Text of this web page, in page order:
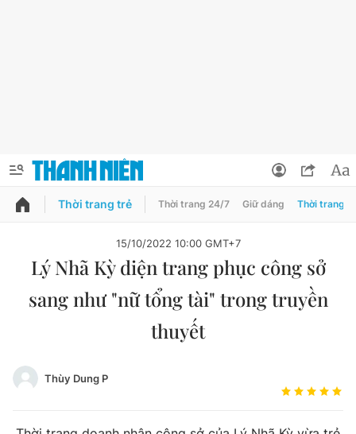
PODCAST QUẢNG CÁO
Chuyên mục
Chào ngày mới
Thông tin tài khoản
Đổi mật khẩu
Thời trang trẻ Thời trang 24/7 Giữ dáng Thời trang
15/10/2022 10:00 GMT+7
Lý Nhã Kỳ diện trang phục công sở
sang như "nữ tổng tài" trong truyền
thuyết
Thùy Dung P